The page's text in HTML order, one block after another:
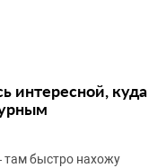
интересной, куда
там быстро нахожу